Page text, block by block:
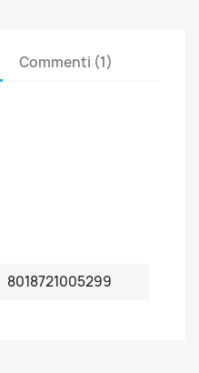
Commenti (1)
8018721005299